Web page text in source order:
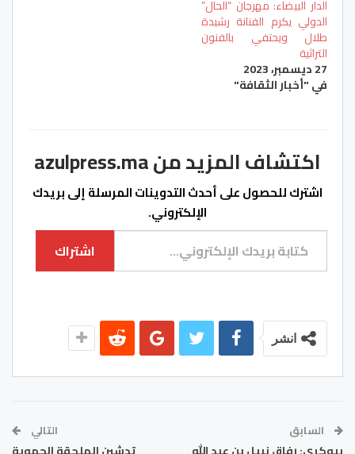
الدار البيضاء: مهرجان “الحال”
الدولي يكرم الفنانة رشيدة
طلال ويحتفي بالفنون
التراثية
27 ديسمبر، 2023
في "أخبار الثقافة"
اكتشاف المزيد من azulpress.ma
اشترك للحصول على أحدث التدوينات المرسلة إلى بريدك
الإلكتروني.
كتابة بريدك الإلكتروني...
اشتراك
انشر
السابق التالي